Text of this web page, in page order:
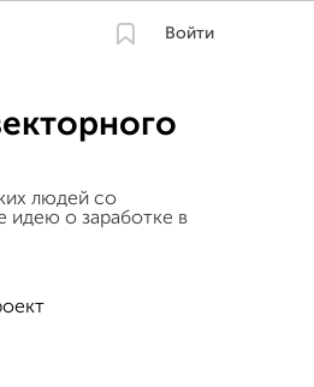
Войти
людей со
идею о заработке в